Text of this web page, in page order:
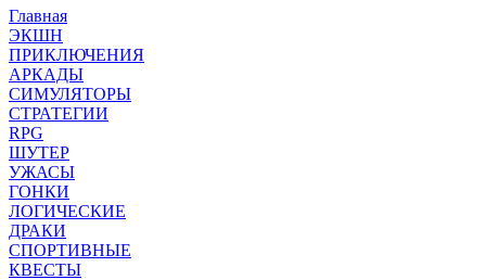
Главная
ЭКШН
ПРИКЛЮЧЕНИЯ
АРКАДЫ
СИМУЛЯТОРЫ
СТРАТЕГИИ
RPG
ШУТЕР
УЖАСЫ
ГОНКИ
ЛОГИЧЕСКИЕ
ДРАКИ
СПОРТИВНЫЕ
КВЕСТЫ